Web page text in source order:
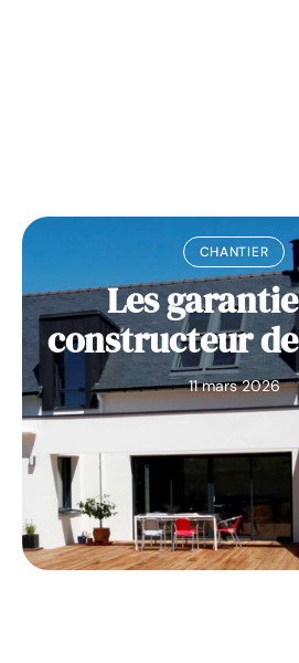
CHANTIER
Les
constructeur
11 mars 2026